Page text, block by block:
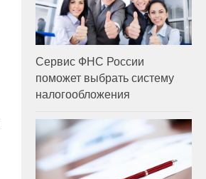
Сервис ФНС России
поможет выбрать систему
налогообложения